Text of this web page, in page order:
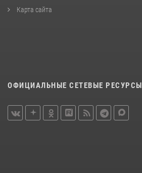
Карта сайта
ОФИЦИАЛЬНЫЕ СЕТЕВЫЕ РЕСУРСЫ